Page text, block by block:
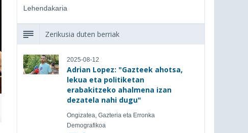
Lehendakaria
Zerikusia duten berriak
2025-08-12
Adrian Lopez: "Gazteek ahotsa,
lekua eta politiketan
erabakitzeko ahalmena izan
dezatela nahi dugu"
Ongizatea, Gazteria eta Erronka
Demografikoa